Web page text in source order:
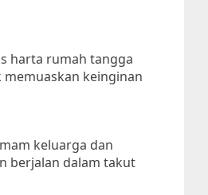
harta rumah tangga
keinginan
keluarga dan
berjalan dalam takut